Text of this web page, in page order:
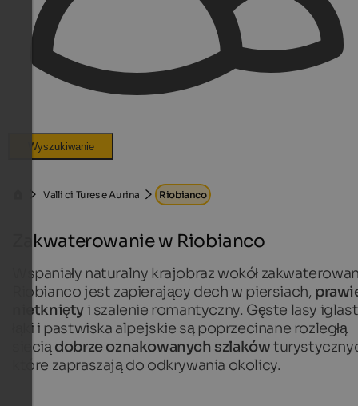
Wyszukiwanie
Valli di Tures e Aurina Riobianco
Zakwaterowanie w Riobianco
Wspaniały naturalny krajobraz wokół
Riobianco jest zapierający dech w piersiach,
nietknięty i szalenie romantyczny. Gęste lasy
łąki i pastwiska alpejskie są poprzecinane rozległą
sieciądobrze oznakowanych szlaków
które zapraszają do odkrywania okolicy.